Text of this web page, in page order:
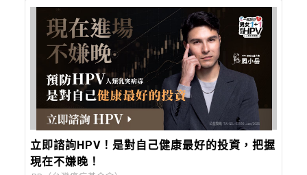
立即諮詢HPV！是對自己健康最好的投資，把握
現在不嫌晚！